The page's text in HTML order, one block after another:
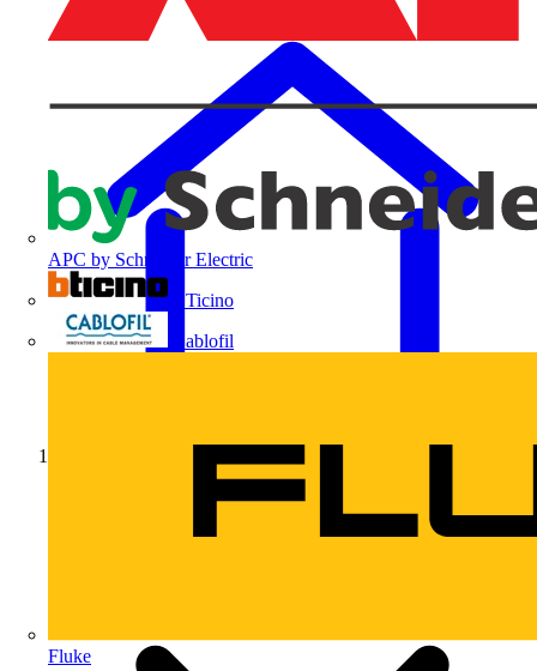
APC by Schneider Electric
BTicino
Cablofil
Fluke